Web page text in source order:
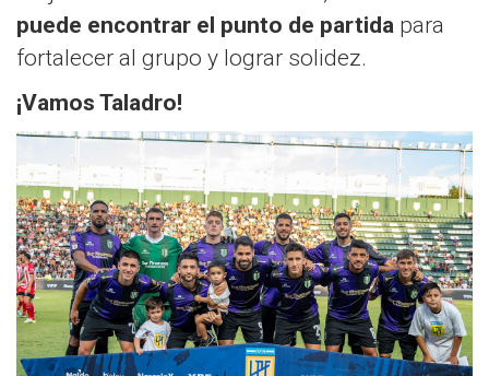
puede encontrar el punto de partida para
fortalecer al grupo y lograr solidez.
¡Vamos Taladro!